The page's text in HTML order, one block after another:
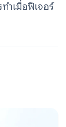
ำเมื่อฟีเจอร์